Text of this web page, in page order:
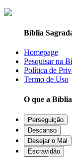
Bíblia
Homepage
Pesquisar na
Política de
Termo de Uso
O que a
Perseguição
Descanso
Desejar o Mal
Escravidão